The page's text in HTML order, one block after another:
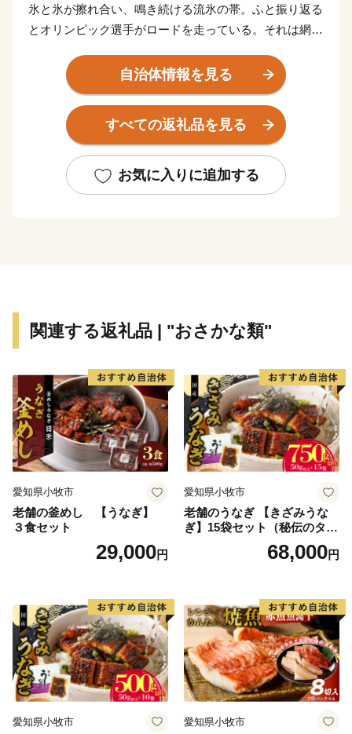
氷と氷が擦れ合い、鳴き続ける流氷の帯。ふと振り返る
とオリンピック選手がロードを走っている。それは網走
太陽が四角く沈むところが見える能取岬。世界三大漁場
を抱えるオホーツク海は、豊かな海の恵みをもたらして
くれる。何でも「おいしい」。大地の恵みも負けていな
い。網走の秋の風景は、大麦の毛が風になびき、豊穣の
「おいしいまち網走」をよろしくお願いします。
Mail：support-city.abashiri@scale-up.co.jp
〈その他に関して〉
網走市役所 商工労働課 TEL：0152-61-6000
自治体情報を見る
すべての返礼品を見る
お気に入りに追加する
関連する返礼品 | "おさかな類"
愛知県小牧市
老舗の釜めし 【うなぎ】
３食セット
29,000円
愛知県小牧市
老舗のうなぎ 【きざみうな
ぎ】15袋セット（秘伝のタレ
68,000円
愛知県小牧市 愛知県小牧市